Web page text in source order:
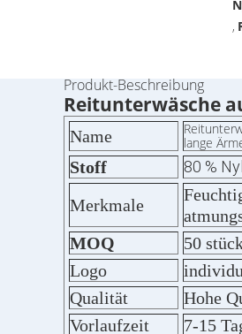
,
Produkt-Beschreibung
Reitunterwäsche
Name
lange
Stoff 80 %
Merkmale
MOQ
50
Logo
Qualität
Hohe
Vorlaufzeit
7-15